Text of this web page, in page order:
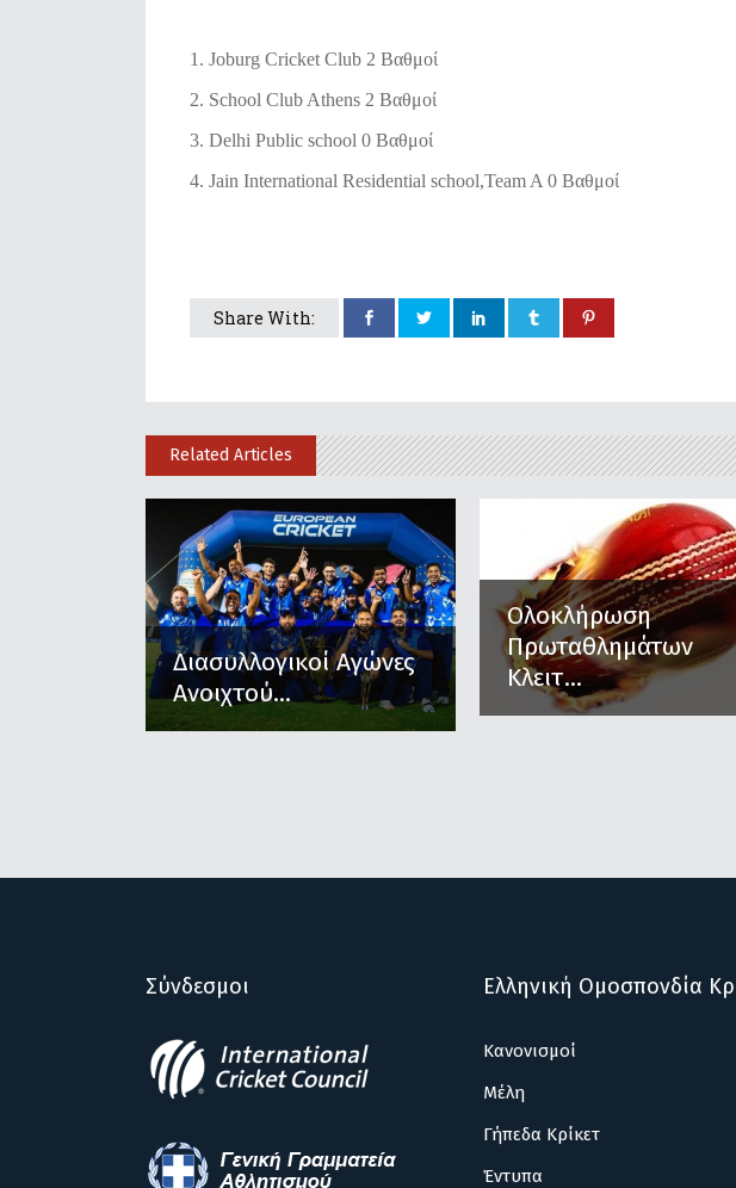
1. Joburg Cricket Club 2 Βαθμοί
2. School Club Athens 2 Βαθμοί
3. Delhi Public school 0 Βαθμοί
4. Jain International Residential school,Team A 0 Βαθμοί
Share With:
Related Articles
Διασυλλογικοί Αγώνες
Ανοιχτού...
Ολοκλήρωση
Πρωταθλημάτων
Κλειτ...
Σύνδεσμοι Ελληνική Ομοσπονδία
Κανονισμοί
Μέλη
Γήπεδα Κρίκετ
Έντυπα